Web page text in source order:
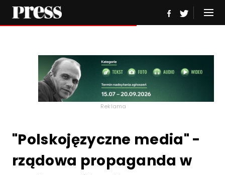
Reklama
"Polskojęzyczne media" -
rządowa propaganda w